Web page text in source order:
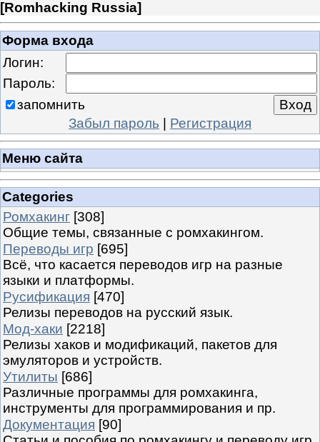
[Romhacking Russia]
Форма входа
Логин:
Пароль:
запомнить
Забыл пароль | Регистрация
Меню сайта
Categories
Ромхакинг [308]
Общие темы, связанные с ромхакингом.
Переводы игр [695]
Всё, что касается переводов игр на разные
языки и платформы.
Русификация [470]
Релизы переводов на русский язык.
Мод-хаки [2218]
Релизы хаков и модификаций, пакетов для
эмуляторов и устройств.
Утилиты [686]
Различные программы для ромхакинга,
инструменты для программирования и пр.
Документация [90]